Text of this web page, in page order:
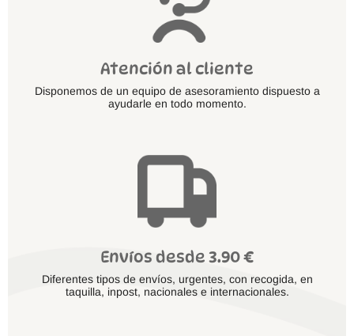
Atención al cliente
Disponemos de un equipo de asesoramiento dispuesto a
ayudarle en todo momento.
Envíos desde 3.90 €
Diferentes tipos de envíos, urgentes, con recogida, en
taquilla, inpost, nacionales e internacionales.